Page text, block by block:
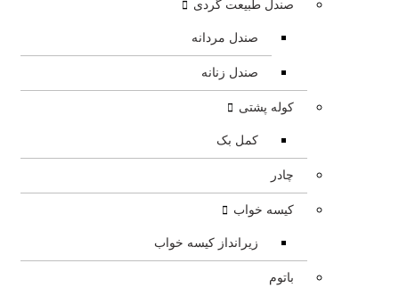
صندل طبیعت گردی
صندل مردانه
صندل زنانه
کوله پشتی
کمل بک
چادر
کیسه خواب
زیرانداز کیسه خواب
باتوم